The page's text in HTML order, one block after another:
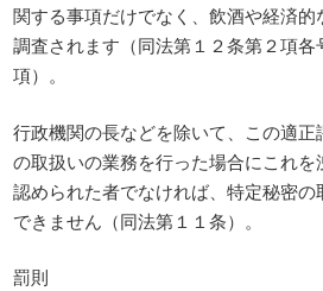
関する事項だけでなく、飲酒や経済的
調査されます（同法第１２条第２項各
項）。
行政機関の長などを除いて、この適
の取扱いの業務を行った場合にこれを
認められた者でなければ、特定秘密
できません（同法第１１条）。
罰則